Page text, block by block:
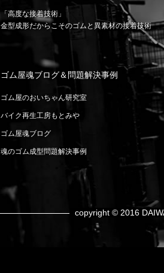
「高度な接着技術」
金型成形だからこそのゴムと異素材の接着技術
ゴム屋魂ブログ＆問題解決事例
ゴム屋のおいちゃん研究室
バイク再生工房もとみや
ゴム屋魂ブログ
魂のゴム成型問題解決事例
copyright © 2016